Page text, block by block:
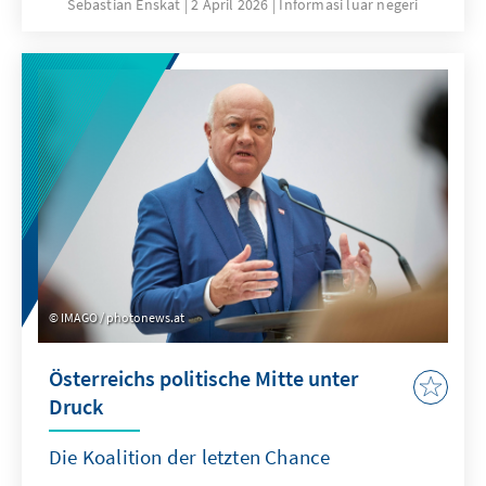
Haltungen – etwa zur EU, zu Russland und
zum Rechtsstaat. Pauschale Strategien greifen
daher zu kurz. Welche Handlungsspielräume
bleiben der politischen Mitte, um unter diesen
Bedingungen dauerhaft politisch zu
bestehen?
Sebastian Enskat 2 April 2026 Informasi luar negeri
IMAGO / photonews.at
Österreichs politische Mitte unter
Druck
Die Koalition der letzten Chance